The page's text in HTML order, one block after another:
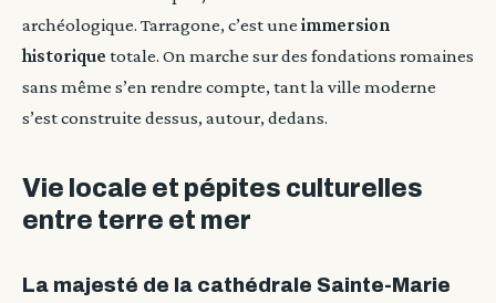
archéologique. Tarragone, c’est une immersion
historique totale. On marche sur des fondations romaines
sans même s’en rendre compte, tant la ville moderne
s’est construite dessus, autour, dedans.
Vie locale et pépites culturelles
entre terre et mer
La majesté de la cathédrale Sainte-Marie